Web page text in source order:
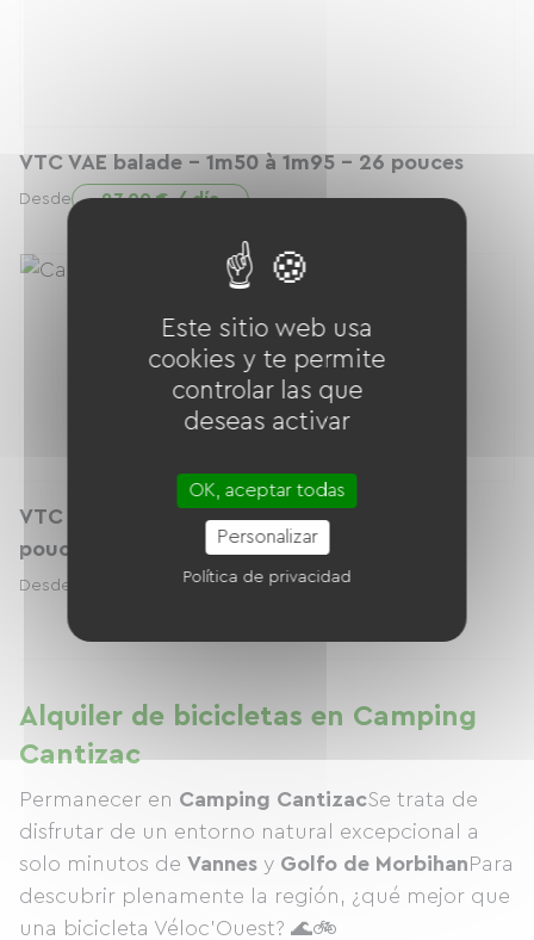
VTC VAE balade - 1m50 à 1m95 - 26 pouces
Desde 27.00 € / día
VTC musculaire balade - 1m50 à 1m95 - 28
pouces
Desde 10.00 € / día
Alquiler de bicicletas en Camping
Cantizac
Permanecer en Camping CantizacSe trata de
disfrutar de un entorno natural excepcional a
solo minutos de Vannes y Golfo de MorbihanPara
descubrir plenamente la región, ¿qué mejor que
una bicicleta Véloc'Ouest? 🌊🚲
Este sitio web usa
cookies y te permite
controlar las que
deseas activar
OK, aceptar todas
Personalizar
Política de privacidad